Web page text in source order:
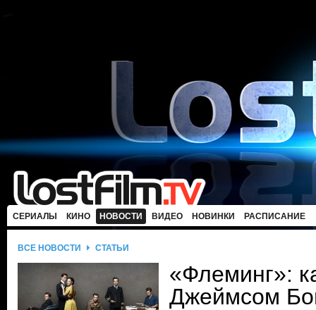
СЕРИАЛЫ КИНО НОВОСТИ ВИДЕО НОВИНКИ РАСПИСАНИЕ
ВСЕ НОВОСТИ СТАТЬИ
«Флеминг»:
Джеймсом